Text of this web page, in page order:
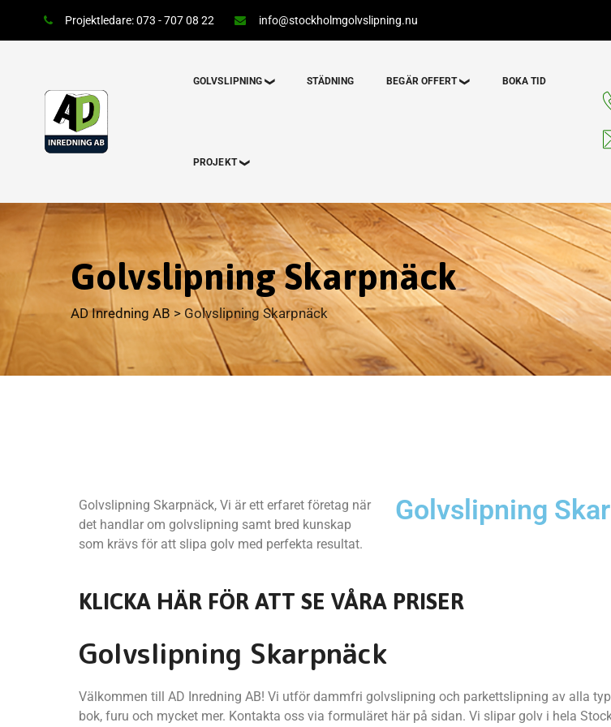
Projektledare: 073 - 707 08 22 info@stockholmgolvslipning.nu
GOLVSLIPNING STÄDNING BEGÄR OFFERT BOKA TID
PROJEKT
Golvslipning Skarpnäck
AD Inredning AB > Golvslipning Skarpnäck
Golvslipning Skarpnäck, Vi är ett erfaret företag när
det handlar om golvslipning samt bred kunskap
som krävs för att slipa golv med perfekta resultat.
Golvslipning
KLICKA HÄR FÖR ATT SE VÅRA PRISER
Golvslipning Skarpnäck
Välkommen till AD Inredning AB! Vi utför dammfri golvslipning och parkettslipning av alla
bok, furu och mycket mer. Kontakta oss via formuläret här på sidan. Vi slipar golv i hela